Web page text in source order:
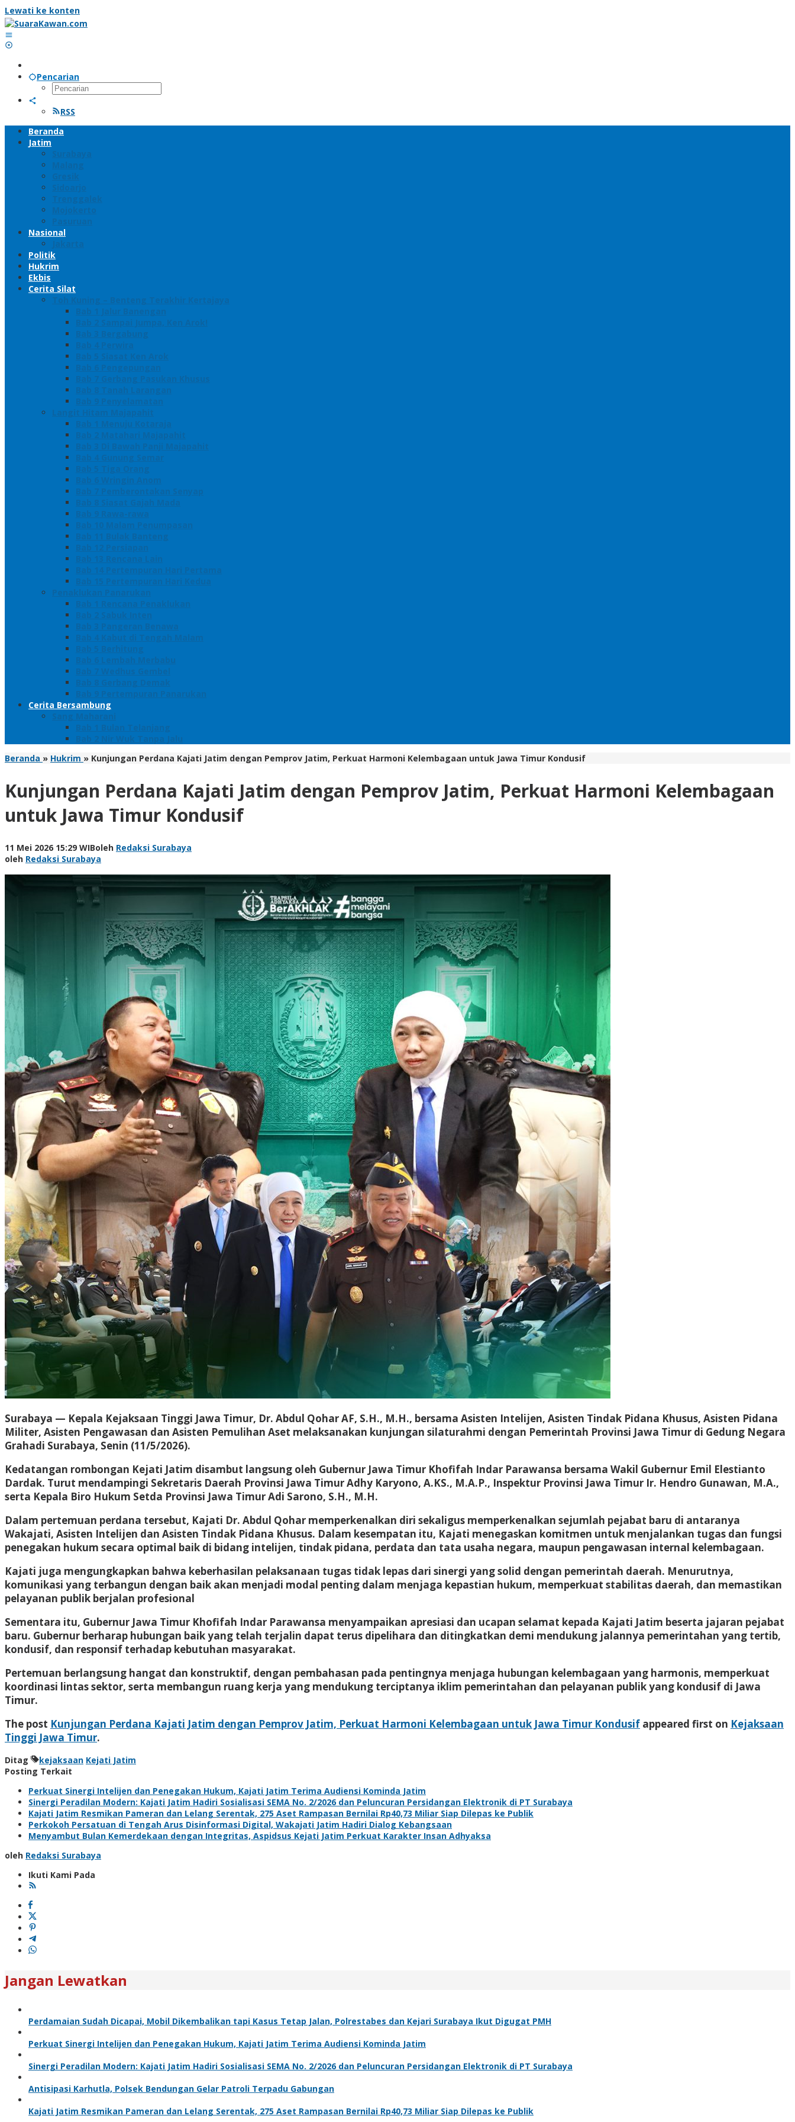
Lewati ke konten
Pencarian
RSS
Beranda
Jatim
Surabaya
Malang
Gresik
Sidoarjo
Trenggalek
Mojokerto
Pasuruan
Nasional
Jakarta
Politik
Hukrim
Ekbis
Cerita Silat
Toh Kuning – Benteng Terakhir Kertajaya
Bab 1 Jalur Banengan
Bab 2 Sampai Jumpa, Ken Arok!
Bab 3 Bergabung
Bab 4 Perwira
Bab 5 Siasat Ken Arok
Bab 6 Pengepungan
Bab 7 Gerbang Pasukan Khusus
Bab 8 Tanah Larangan
Bab 9 Penyelamatan
Langit Hitam Majapahit
Bab 1 Menuju Kotaraja
Bab 2 Matahari Majapahit
Bab 3 Di Bawah Panji Majapahit
Bab 4 Gunung Semar
Bab 5 Tiga Orang
Bab 6 Wringin Anom
Bab 7 Pemberontakan Senyap
Bab 8 Siasat Gajah Mada
Bab 9 Rawa-rawa
Bab 10 Malam Penumpasan
Bab 11 Bulak Banteng
Bab 12 Persiapan
Bab 13 Rencana Lain
Bab 14 Pertempuran Hari Pertama
Bab 15 Pertempuran Hari Kedua
Penaklukan Panarukan
Bab 1 Rencana Penaklukan
Bab 2 Sabuk Inten
Bab 3 Pangeran Benawa
Bab 4 Kabut di Tengah Malam
Bab 5 Berhitung
Bab 6 Lembah Merbabu
Bab 7 Wedhus Gembel
Bab 8 Gerbang Demak
Bab 9 Pertempuran Panarukan
Cerita Bersambung
Sang Maharani
Bab 1 Bulan Telanjang
Bab 2 Nir Wuk Tanpa Jalu
Beranda » Hukrim » Kunjungan Perdana Kajati Jatim dengan Pemprov Jatim, Perkuat Harmoni Kelembagaan untuk Jawa Timur Kondusif
Kunjungan Perdana Kajati Jatim dengan Pemprov Jatim, Perkuat Harmoni Kelembagaan
untuk Jawa Timur Kondusif
11 Mei 2026 15:29 WIBoleh Redaksi Surabaya
oleh Redaksi Surabaya
Surabaya — Kepala Kejaksaan Tinggi Jawa Timur, Dr. Abdul Qohar AF, S.H., M.H., bersama Asisten Intelijen, Asisten Tindak Pidana Khusus, Asisten Pidana
Militer, Asisten Pengawasan dan Asisten Pemulihan Aset melaksanakan kunjungan silaturahmi dengan Pemerintah Provinsi Jawa Timur di Gedung Negara
Grahadi Surabaya, Senin (11/5/2026).
Kedatangan rombongan Kejati Jatim disambut langsung oleh Gubernur Jawa Timur Khofifah Indar Parawansa bersama Wakil Gubernur Emil Elestianto
Dardak. Turut mendampingi Sekretaris Daerah Provinsi Jawa Timur Adhy Karyono, A.KS., M.A.P., Inspektur Provinsi Jawa Timur Ir. Hendro Gunawan, M.A.,
serta Kepala Biro Hukum Setda Provinsi Jawa Timur Adi Sarono, S.H., M.H.
Dalam pertemuan perdana tersebut, Kajati Dr. Abdul Qohar memperkenalkan diri sekaligus memperkenalkan sejumlah pejabat baru di antaranya
Wakajati, Asisten Intelijen dan Asisten Tindak Pidana Khusus. Dalam kesempatan itu, Kajati menegaskan komitmen untuk menjalankan tugas dan fungsi
penegakan hukum secara optimal baik di bidang intelijen, tindak pidana, perdata dan tata usaha negara, maupun pengawasan internal kelembagaan.
Kajati juga mengungkapkan bahwa keberhasilan pelaksanaan tugas tidak lepas dari sinergi yang solid dengan pemerintah daerah. Menurutnya,
komunikasi yang terbangun dengan baik akan menjadi modal penting dalam menjaga kepastian hukum, memperkuat stabilitas daerah, dan memastikan
pelayanan publik berjalan profesional
Sementara itu, Gubernur Jawa Timur Khofifah Indar Parawansa menyampaikan apresiasi dan ucapan selamat kepada Kajati Jatim beserta jajaran pejabat
baru. Gubernur berharap hubungan baik yang telah terjalin dapat terus dipelihara dan ditingkatkan demi mendukung jalannya pemerintahan yang tertib,
kondusif, dan responsif terhadap kebutuhan masyarakat.
Pertemuan berlangsung hangat dan konstruktif, dengan pembahasan pada pentingnya menjaga hubungan kelembagaan yang harmonis, memperkuat
koordinasi lintas sektor, serta membangun ruang kerja yang mendukung terciptanya iklim pemerintahan dan pelayanan publik yang kondusif di Jawa
Timur.
The post Kunjungan Perdana Kajati Jatim dengan Pemprov Jatim, Perkuat Harmoni Kelembagaan untuk Jawa Timur Kondusif appeared first on Kejaksaan
Tinggi Jawa Timur.
Ditag kejaksaan Kejati Jatim
Posting Terkait
Perkuat Sinergi Intelijen dan Penegakan Hukum, Kajati Jatim Terima Audiensi Kominda Jatim
Sinergi Peradilan Modern: Kajati Jatim Hadiri Sosialisasi SEMA No. 2/2026 dan Peluncuran Persidangan Elektronik di PT Surabaya
Kajati Jatim Resmikan Pameran dan Lelang Serentak, 275 Aset Rampasan Bernilai Rp40,73 Miliar Siap Dilepas ke Publik
Perkokoh Persatuan di Tengah Arus Disinformasi Digital, Wakajati Jatim Hadiri Dialog Kebangsaan
Menyambut Bulan Kemerdekaan dengan Integritas, Aspidsus Kejati Jatim Perkuat Karakter Insan Adhyaksa
oleh Redaksi Surabaya
Ikuti Kami Pada
Jangan Lewatkan
Perdamaian Sudah Dicapai, Mobil Dikembalikan tapi Kasus Tetap Jalan, Polrestabes dan Kejari Surabaya Ikut Digugat PMH
Perkuat Sinergi Intelijen dan Penegakan Hukum, Kajati Jatim Terima Audiensi Kominda Jatim
Sinergi Peradilan Modern: Kajati Jatim Hadiri Sosialisasi SEMA No. 2/2026 dan Peluncuran Persidangan Elektronik di PT Surabaya
Antisipasi Karhutla, Polsek Bendungan Gelar Patroli Terpadu Gabungan
Kajati Jatim Resmikan Pameran dan Lelang Serentak, 275 Aset Rampasan Bernilai Rp40,73 Miliar Siap Dilepas ke Publik